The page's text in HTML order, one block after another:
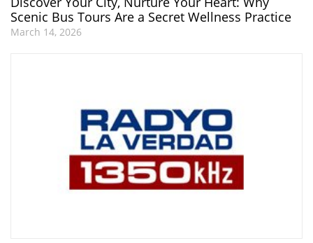
Scenic Bus Tours Are a Secret Wellness Practice
March 14, 2026